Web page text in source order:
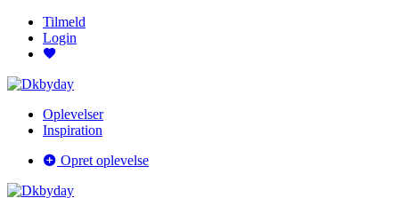
Tilmeld
Login
Oplevelser
Inspiration
Opret oplevelse